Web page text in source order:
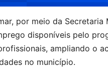
por meio da
disponíveis pelo
ampliando o
no município.